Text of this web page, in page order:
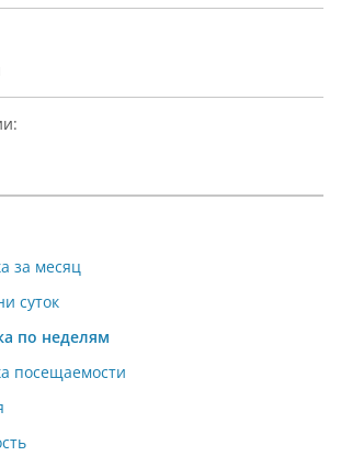
посещаемости
за месяц
суток
по неделям